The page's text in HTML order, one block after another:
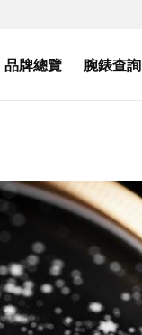
品牌總覽 腕錶查詢